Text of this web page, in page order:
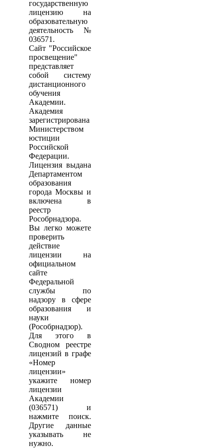
государственную
лицензию на
образовательную
деятельность №
036571.
Сайт "Российское
просвещение"
представляет
собой систему
дистанционного
обучения
Академии.
Академия
зарегистрирована
Министерством
юстиции
Российской
Федерации.
Лицензия выдана
Департаментом
образования
города Москвы и
включена в
реестр
Рособрнадзора.
Вы легко можете
проверить
действие
лицензии на
официальном
сайте
Федеральной
службы по
надзору в сфере
образования и
науки
(Рособрнадзор).
Для этого в
Сводном реестре
лицензий в графе
«Номер
лицензии»
укажите номер
лицензии
Академии
(036571) и
нажмите поиск.
Другие данные
указывать не
нужно.